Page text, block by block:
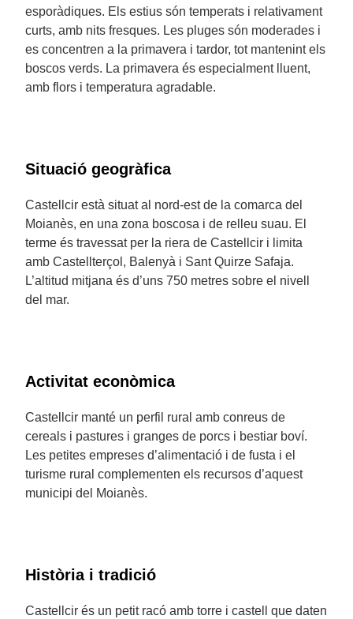
esporàdiques. Els estius són temperats i relativament
curts, amb nits fresques. Les pluges són moderades i
es concentren a la primavera i tardor, tot mantenint els
boscos verds. La primavera és especialment lluent,
amb flors i temperatura agradable.
Situació geogràfica
Castellcir està situat al nord-est de la comarca del
Moianès, en una zona boscosa i de relleu suau. El
terme és travessat per la riera de Castellcir i limita
amb Castellterçol, Balenyà i Sant Quirze Safaja.
L’altitud mitjana és d’uns 750 metres sobre el nivell
del mar.
Activitat econòmica
Castellcir manté un perfil rural amb conreus de
cereals i pastures i granges de porcs i bestiar boví.
Les petites empreses d’alimentació i de fusta i el
turisme rural complementen els recursos d’aquest
municipi del Moianès.
Història i tradició
Castellcir és un petit racó amb torre i castell que daten